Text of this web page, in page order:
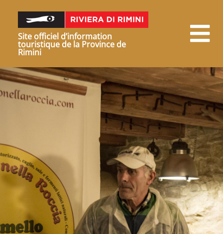
Site officiel d’information
touristique de la Province de
Rimini